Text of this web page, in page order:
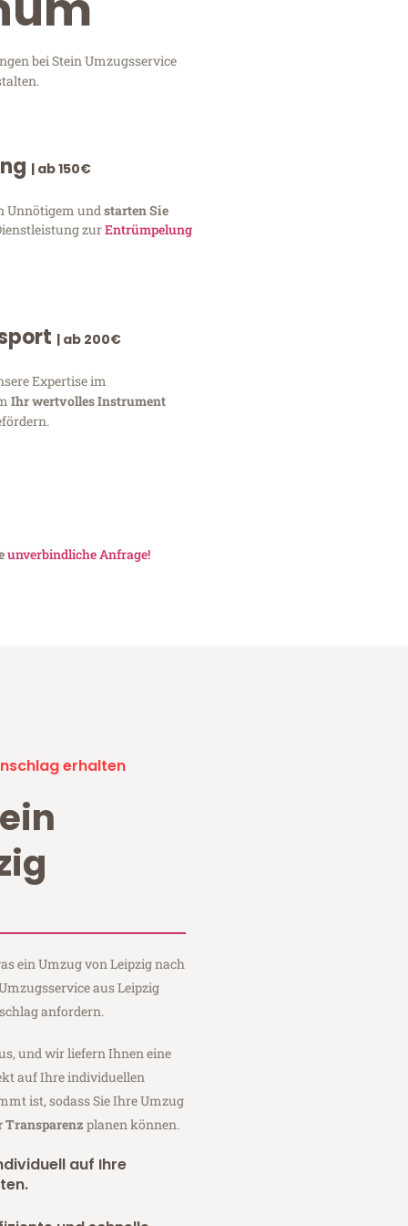
bei Stein Umzugsservice
| ab 150€
Unnötigem und starten Sie
zurEntrümpelung
| ab 200€
Expertise im
Ihr wertvolles Instrument
unverbindliche Anfrage!
erhalten
ein Umzug von Leipzig nach
aus Leipzig
anfordern.
und wir liefern Ihnen eine
auf Ihre individuellen
ist, sodass Sie Ihre Umzug
Transparenz planen können.
auf Ihre